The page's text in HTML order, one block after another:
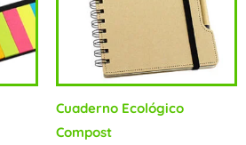
Cuaderno Ecológico
Compost